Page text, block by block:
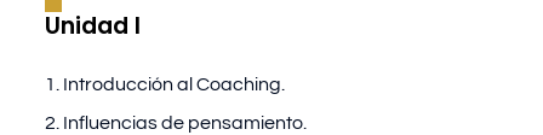
Unidad I
1. Introducción al Coaching.
2. Influencias de pensamiento.